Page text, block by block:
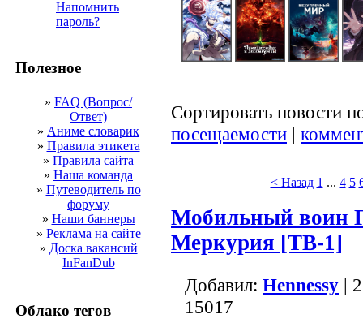
Напомнить
пароль?
Полезное
» FAQ (Вопрос/
Ответ)
» Аниме словарик
» Правила этикета
» Правила сайта
» Наша команда
» Путеводитель по
форуму
» Наши баннеры
» Реклама на сайте
» Доска вакансий
InFanDub
Облако тегов
Сортировать новости
посещаемости |
< Назад 1 ... 4 5
Мобильный воин
Меркурия [ТВ-1]
Добавил: Hennessy |
15017